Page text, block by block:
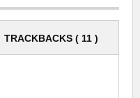
TRACKBACKS ( 11 )